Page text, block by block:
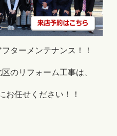
ターメンテナンス！！
のリフォーム工事は、
お任せください！！